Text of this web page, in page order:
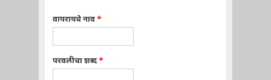
वापरायचे नाव *
परवलीचा शब्द*